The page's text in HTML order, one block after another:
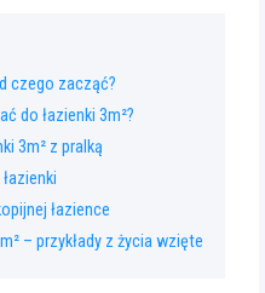
czego zacząć?
do łazienki 3m²?
3m² z pralką
łazience
– przykłady z życia wzięte